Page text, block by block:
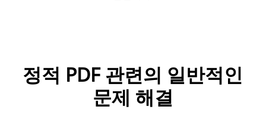
정적 PDF 관련의 일반적인
문제 해결